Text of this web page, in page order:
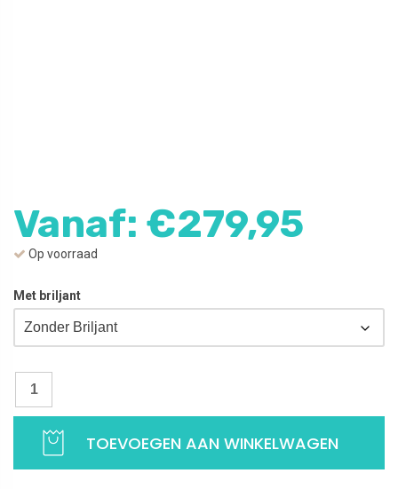
Vanaf: €279,95
Op voorraad
Met briljant
Landkaart hanger Brazilië | Landen ketting hanger | Massief 14
TOEVOEGEN AAN WINKELWAGEN